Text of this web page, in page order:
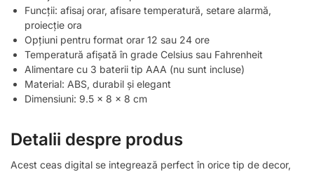
Funcții: afisaj orar, afisare temperatură, setare alarmă,
proiecție ora
Opțiuni pentru format orar 12 sau 24 ore
Temperatură afișată în grade Celsius sau Fahrenheit
Alimentare cu 3 baterii tip AAA (nu sunt incluse)
Material: ABS, durabil și elegant
Dimensiuni: 9.5 x 8 x 8 cm
Detalii despre produs
Acest ceas digital se integrează perfect în orice tip de decor,